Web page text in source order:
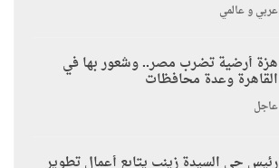
عربي و عالمي
هزة أرضية تضرب مصر.. وشعور بها في
القاهرة وعدة محافظات
عاجل
رئيس حي السيدة زينب يتابع أعمال تطوير